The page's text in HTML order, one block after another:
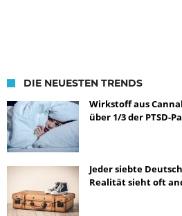
DIE NEUESTEN TRENDS
Wirkstoff aus
über 1/3 der PTSD-
Jeder siebte
Realität sieht oft